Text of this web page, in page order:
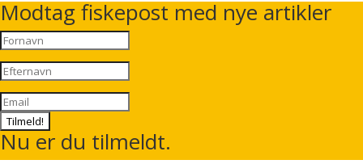
Modtag fiskepost med nye artikler
Tilmeld!
Nu er du tilmeldt.